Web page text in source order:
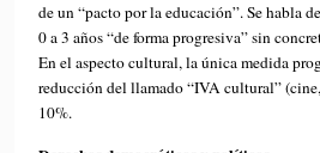
de un “pacto por la educación”. Se habla
0 a 3 años “de forma progresiva” sin
En el aspecto cultural, la única medida
reducción del llamado “IVA cultural”
10%.